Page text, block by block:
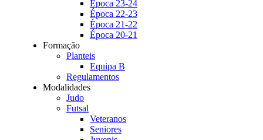
Época 23-24
Época 22-23
Época 21-22
Época 20-21
Formação
Planteis
Equipa B
Regulamentos
Modalidades
Judo
Futsal
Veteranos
Seniores